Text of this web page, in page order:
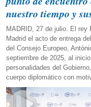
nuestro tiempo y
MADRID, 27 de julio. El rey
Madrid el acto de entrega
del Consejo Europeo,
septiembre de 2025, al
personalidades del
cuerpo diplomático con